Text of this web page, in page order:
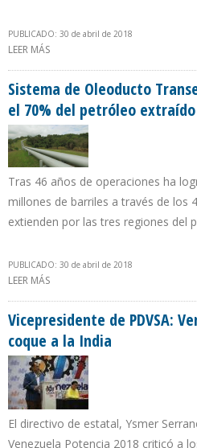
PUBLICADO: 30 de abril de 2018
LEER MÁS
Sistema de Oleoducto
el 70% del petróleo extraído
Tras 46 años de operaciones ha
millones de barriles a través de los
extienden por las tres regiones del
PUBLICADO: 30 de abril de 2018
LEER MÁS
Vicepresidente de PDVSA:
coque a la India
El directivo de estatal, Ysmer
Venezuela Potencia 2018 criticó a